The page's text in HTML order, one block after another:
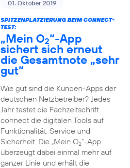
01. Oktober 2019
SPITZENPLATZIERUNG BEIM CONNECT-
TEST:
„Mein O2“-App
sichert sich erneut
die Gesamtnote „sehr
gut“
Wie gut sind die Kunden-Apps der
deutschen Netzbetreiber? Jedes
Jahr testet die Fachzeitschrift
connect die digitalen Tools auf
Funktionalität, Service und
Sicherheit. Die „Mein O2“-App
überzeugt dabei einmal mehr auf
ganzer Linie und erhält die